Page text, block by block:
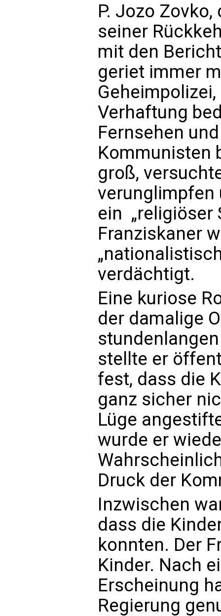
P. Jozo
seiner
mit den
geriet immer
Verhaftung
Fernsehen
Kommunisten
groß,
verunglimpfen
ein „religiöser
Franziskaner
verdächtigt.
Eine kuriose
der damalige
stellte er
fest, dass die
ganz sicher
Lüge
wurde er
Druck der
Inzwischen
dass die
konnten. Der
Kinder. Nach
Erscheinung
Regierung